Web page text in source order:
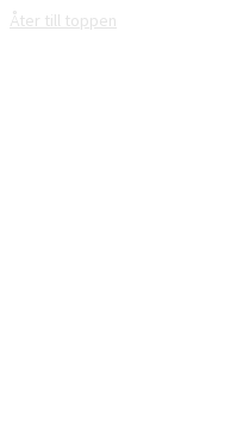
Åter till toppen